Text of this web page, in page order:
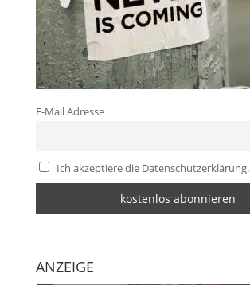
E-Mail Adresse
Ich akzeptiere die Datenschutzerklärung.
ANZEIGE